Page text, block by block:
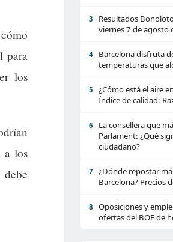
para
los
a los
3
Resultados
viernes 7 de agosto
4
Barcelona disfruta
temperaturas que
5
¿Cómo está el aire
Índice de calidad:
6
La consellera que
Parlament: ¿Qué
ciudadano?
7
¿Dónde repostar
Barcelona? Precios
8
Oposiciones y
ofertas del BOE de